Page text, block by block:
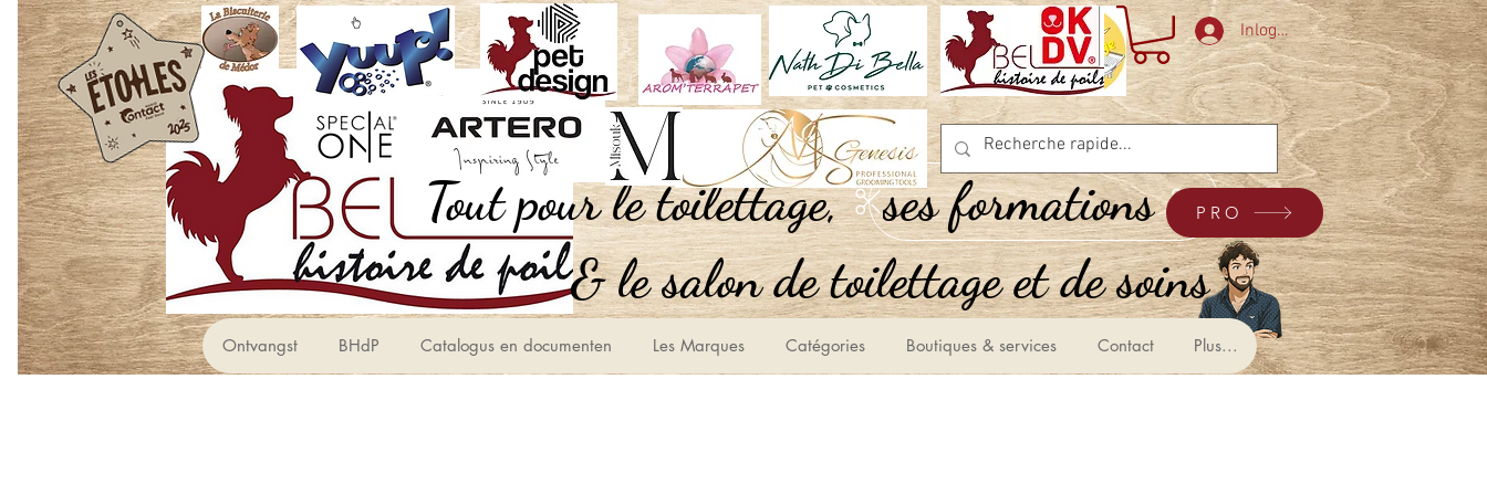
Inloggen
,Tout pour le toilettage
ses formations
le salon de toilettage et de soins &
Ontvangst BHdP Catalogus en documenten Les Marques Catégories Boutiques & services Contact Plus...
PRO